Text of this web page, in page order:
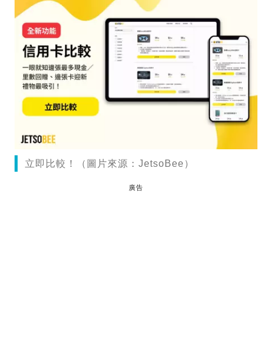
立即比較！（圖片來源：JetsoBee）
廣告